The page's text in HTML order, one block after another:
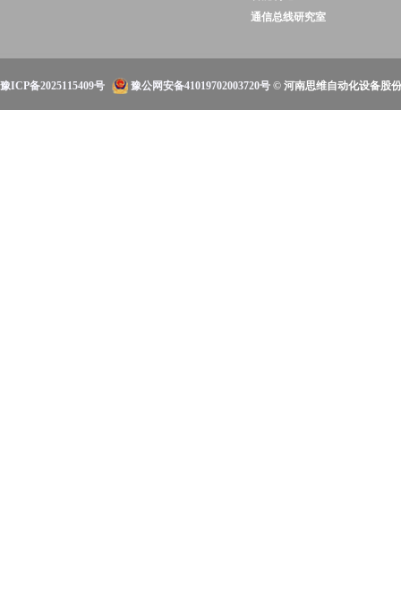
通信总线研究室
豫ICP备2025115409号 豫公网安备41019702003720号 © 河南思维自动化设备股